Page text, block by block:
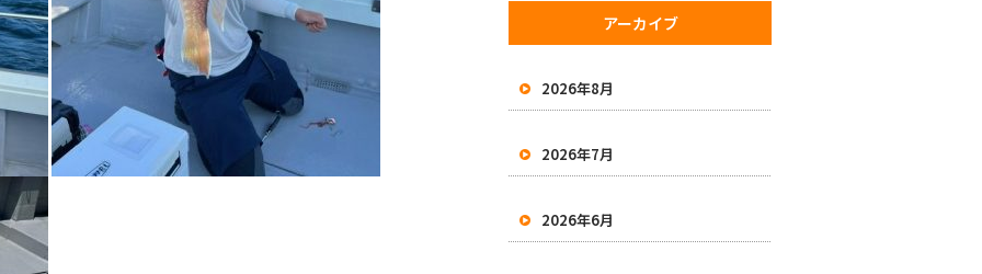
アーカイブ
2026年8月
2026年7月
2026年6月